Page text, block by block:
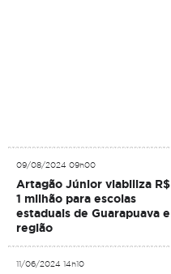
09/08/2024 09h00
Artagão Júnior viabiliza R$
1 milhão para escolas
estaduais de Guarapuava e
região
11/06/2024 14h10